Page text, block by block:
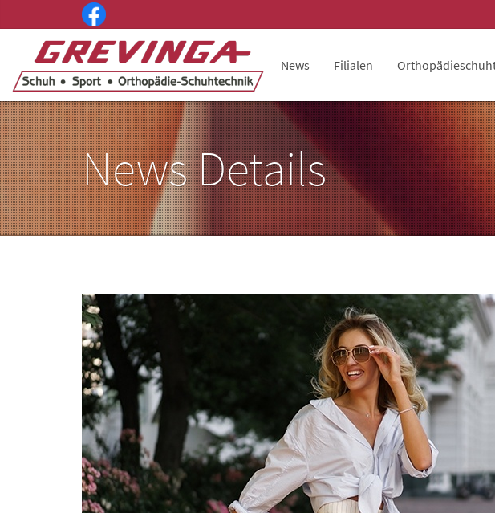
News Filialen
News Details